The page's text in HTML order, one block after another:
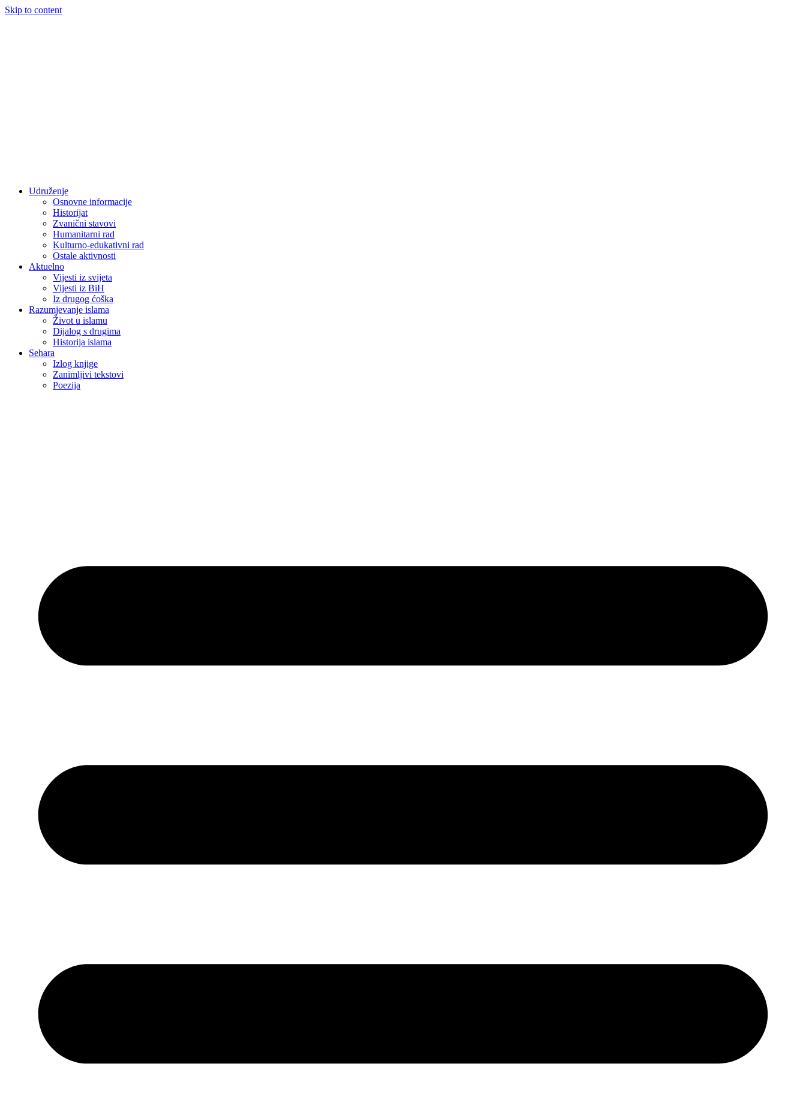
Skip to content
Udruženje
Osnovne informacije
Historijat
Zvanični stavovi
Humanitarni rad
Kulturno-edukativni rad
Ostale aktivnosti
Aktuelno
Vijesti iz svijeta
Vijesti iz BiH
Iz drugog ćoška
Razumjevanje islama
Život u islamu
Dijalog s drugima
Historija islama
Sehara
Izlog knjige
Zanimljivi tekstovi
Poezija